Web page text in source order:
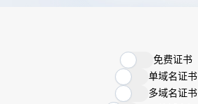
免费证书
单域名证书
多域名证书